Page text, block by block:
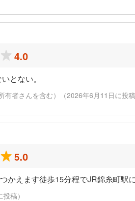
4.0
とない。
者さんを含む）（2026年6月11日に投稿
5.0
かえます徒歩15分程でJR錦糸町駅
稿）